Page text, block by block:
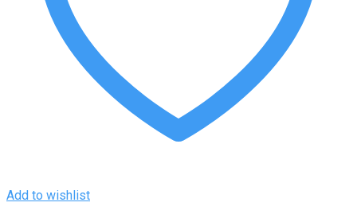
Add to wishlist